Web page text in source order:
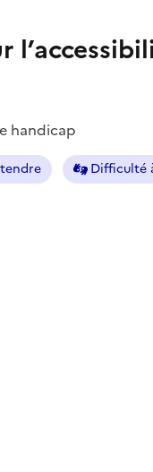
handicap
Difficulté